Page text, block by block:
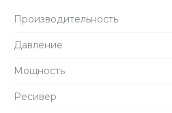
Производитель­ность
Давление
Мощность
Ресивер